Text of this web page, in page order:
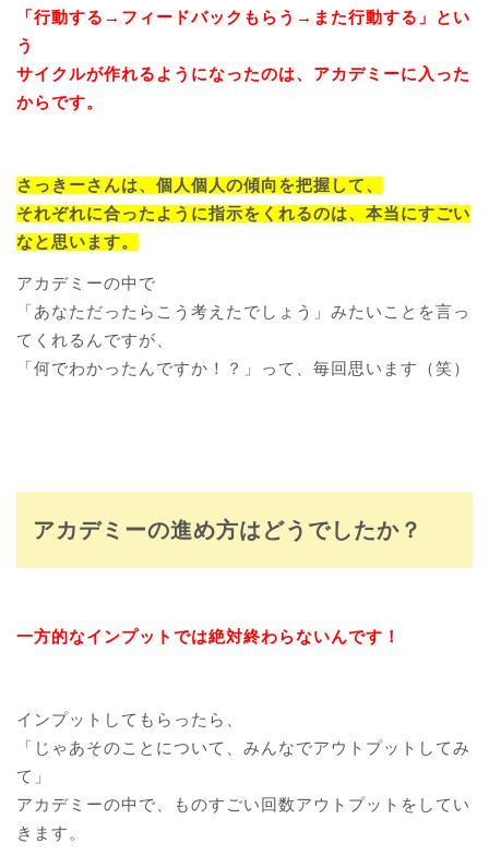
「行動する→フィードバックもらう→また行動する」とい
う
サイクルが作れるようになったのは、アカデミーに入った
からです。
さっきーさんは、個人個人の傾向を把握して、
それぞれに合ったように指示をくれるのは、本当にすごい
なと思います。
アカデミーの中で
「あなただったらこう考えたでしょう」みたいことを言っ
てくれるんですが、
「何でわかったんですか！？」って、毎回思います（笑）
アカデミーの進め方はどうでしたか？
一方的なインプットでは絶対終わらないんです！
インプットしてもらったら、
「じゃあそのことについて、みんなでアウトプットしてみ
て」
アカデミーの中で、ものすごい回数アウトプットをしてい
きます。